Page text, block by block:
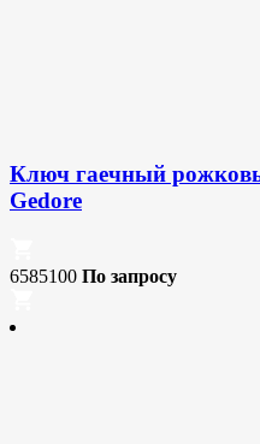
Ключ гаечный
Gedore
6585100 По запросу